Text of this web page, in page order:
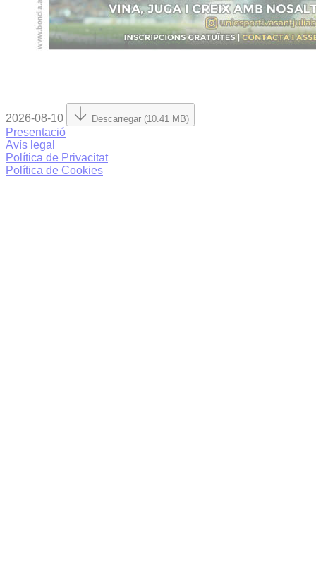
2026-08-10 Descarregar (10.41 MB)
Presentació
Avís legal
Política de Privacitat
Política de Cookies